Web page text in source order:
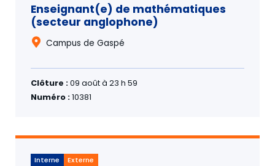
Enseignant(e) de mathématiques
(secteur anglophone)
Campus de Gaspé
Clôture :09 août à 23 h 59
Numéro :10381
Interne Externe